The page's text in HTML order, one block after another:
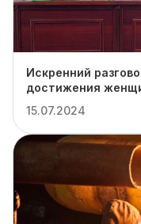
Искренний
достижения
15.07.2024